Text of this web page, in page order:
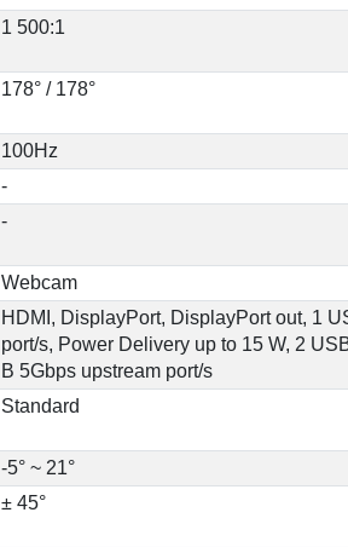
1 500:1
178° / 178°
100Hz
-
-
Webcam
HDMI, DisplayPort, DisplayPort out, 1
port/s, Power Delivery up to 15 W, 2
B 5Gbps upstream port/s
Standard
-5° ~ 21°
± 45°